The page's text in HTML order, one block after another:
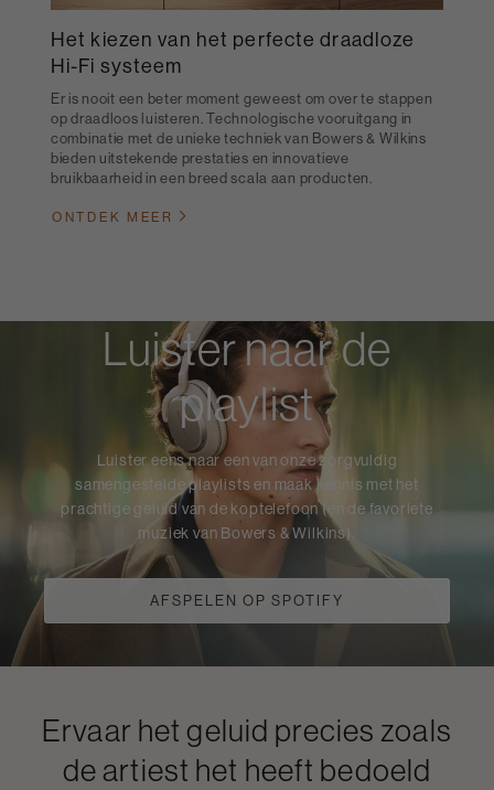
Het kiezen van het perfecte draadloze
Hi-Fi systeem
Er is nooit een beter moment geweest om over te stappen
op draadloos luisteren. Technologische vooruitgang in
combinatie met de unieke techniek van Bowers & Wilkins
bieden uitstekende prestaties en innovatieve
bruikbaarheid in een breed scala aan producten.
ONTDEK MEER
Luister naar de
playlist
Luister eens naar een van onze zorgvuldig
samengestelde playlists en maak kennis met het
prachtige geluid van de koptelefoon (en de favoriete
muziek van Bowers & Wilkins).
AFSPELEN OP SPOTIFY
Ervaar het geluid precies zoals
de artiest het heeft bedoeld